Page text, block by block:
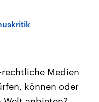
Medien
können oder